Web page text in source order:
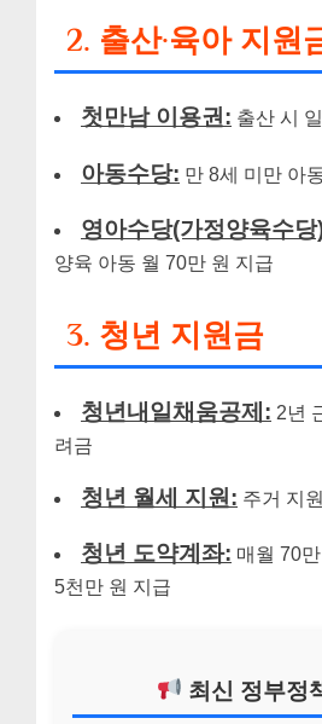
2. 출산·육아 지원
첫만남 이용권: 출산 시
아동수당: 만 8세 미만 아
영아수당(가정양육수당
양육 아동 월 70만 원 지급
3. 청년 지원금
청년내일채움공제: 2년
려금
청년 월세 지원: 주거 지
청년 도약계좌: 매월 70
5천만 원 지급
최신 정부정